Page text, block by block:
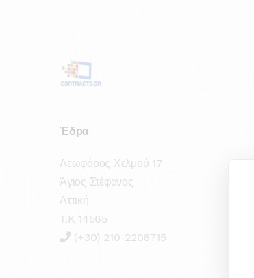
Έδρα
Λεωφόρος Χελμού 17
Άγιος Στέφανος
Αττική
T.K 14565
(+30) 210-2206715